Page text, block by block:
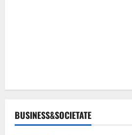
BUSINESS&SOCIETATE